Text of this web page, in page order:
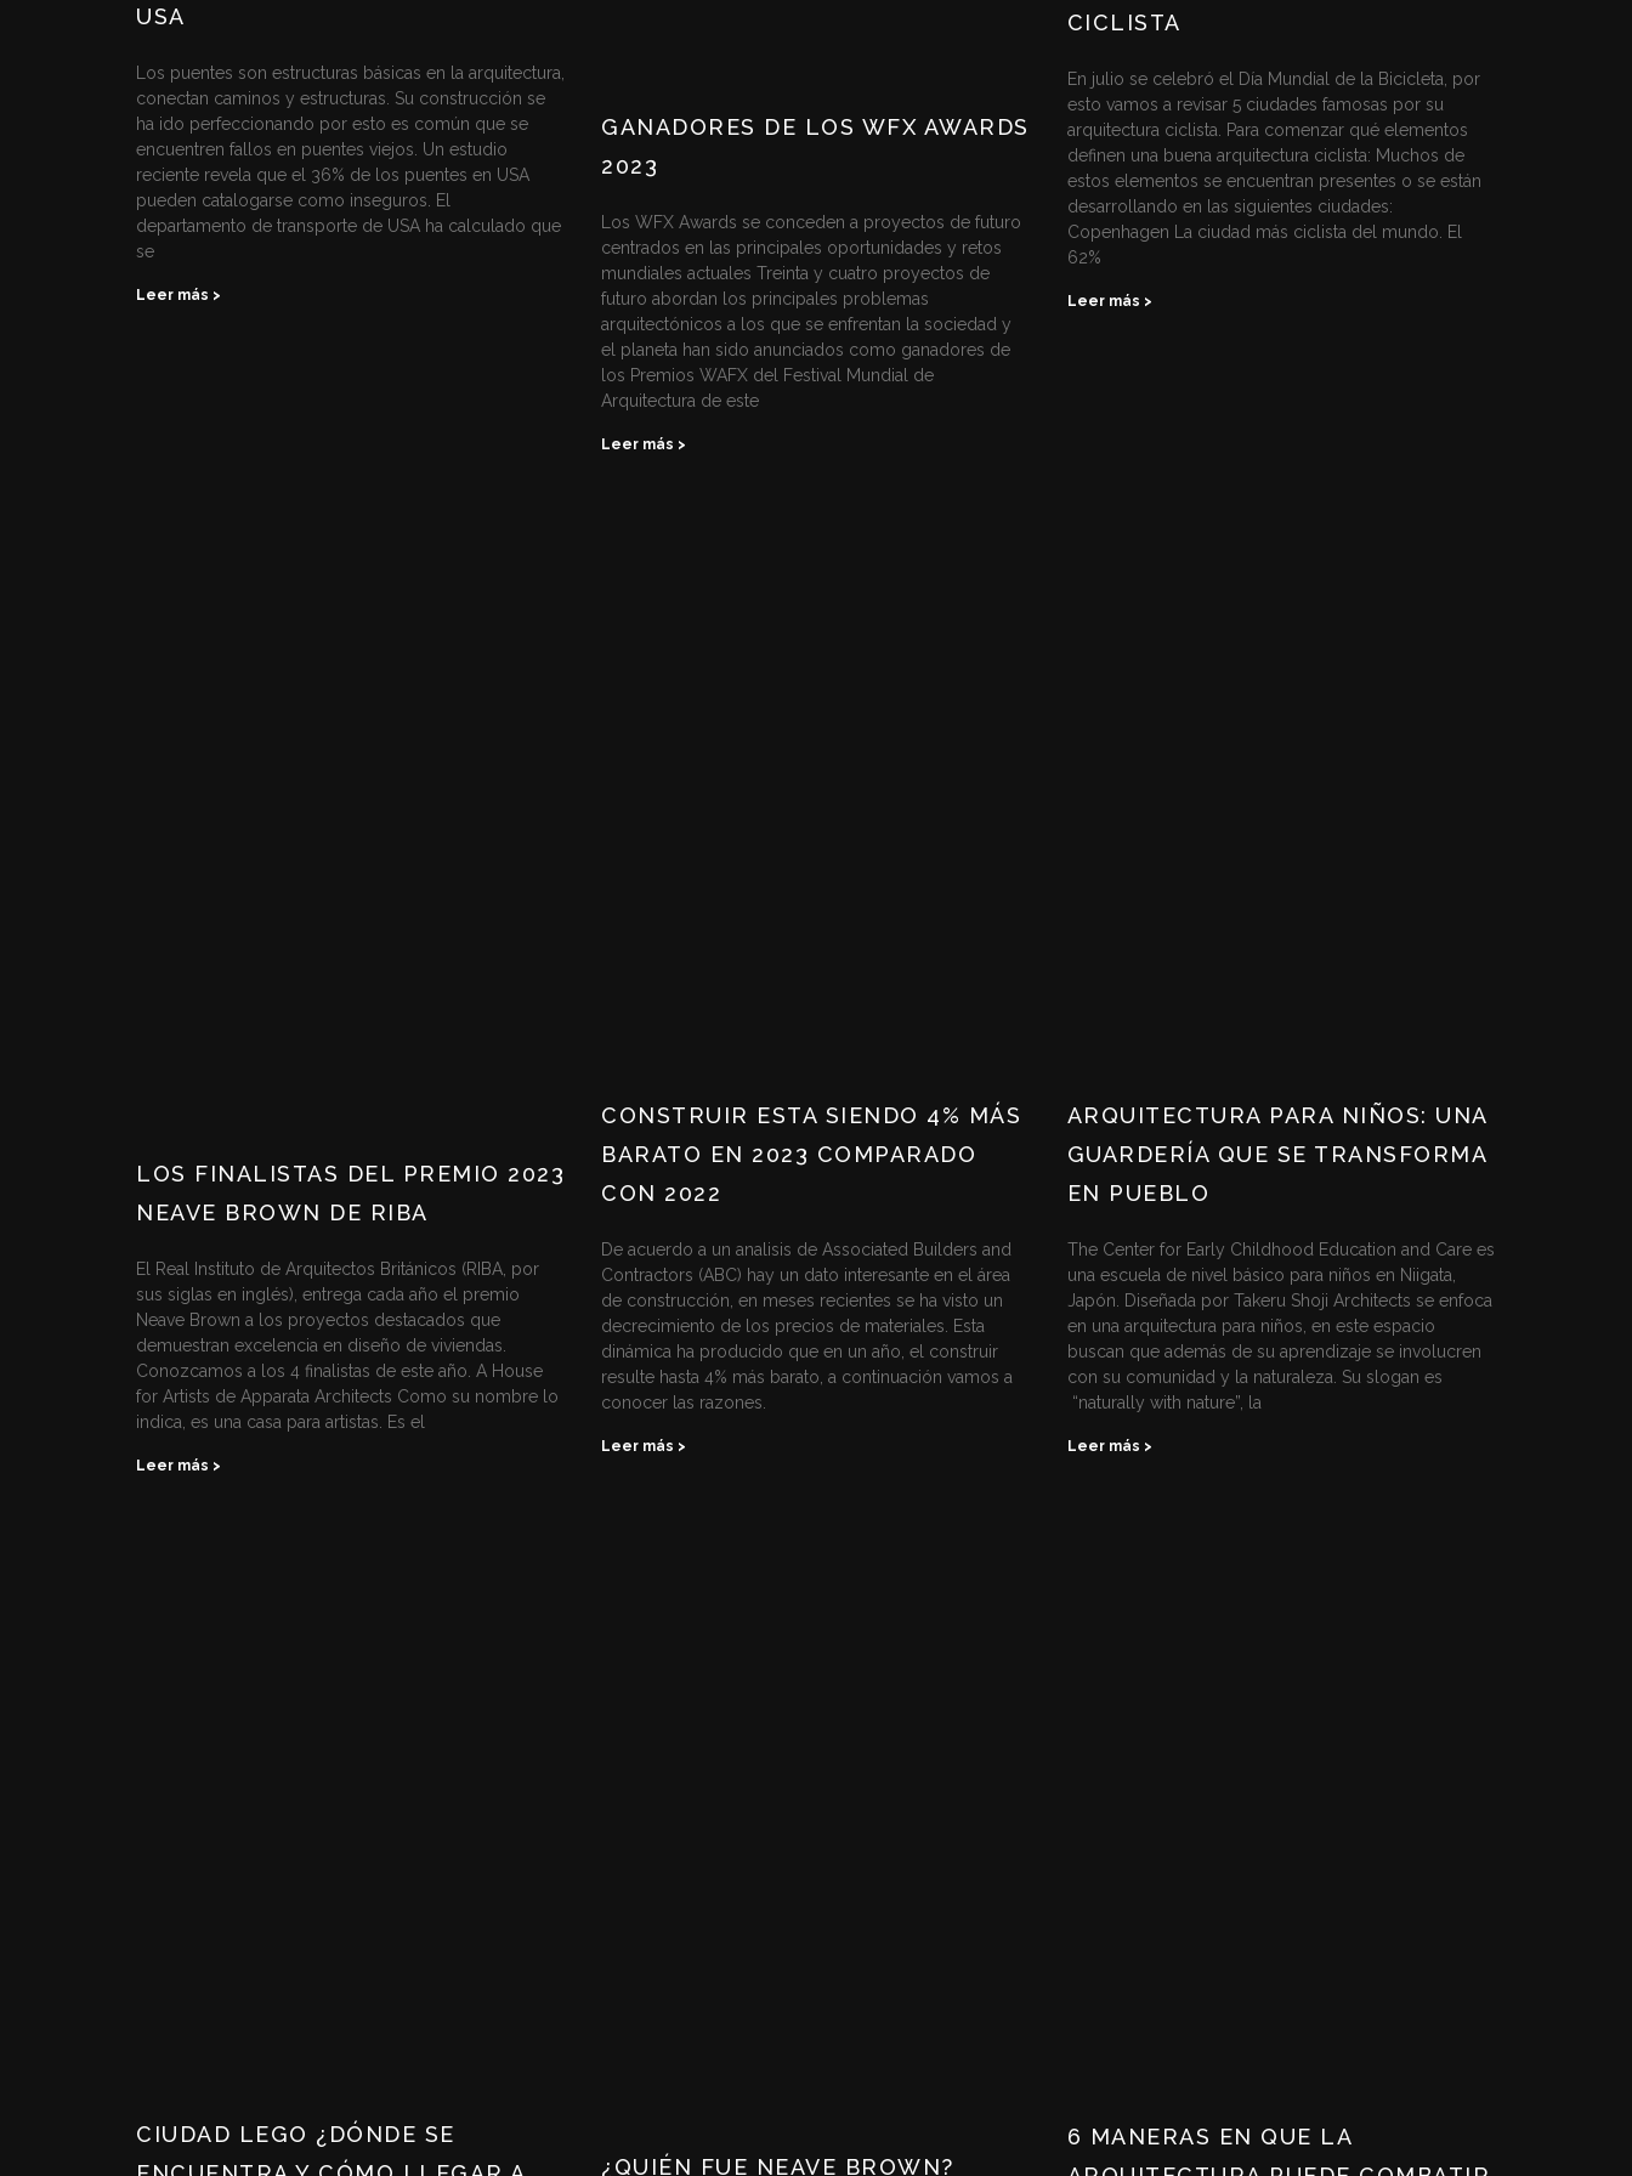
USA
Los puentes son estructuras básicas en la arquitectura,
conectan caminos y estructuras. Su construcción se
ha ido perfeccionando por esto es común que se
encuentren fallos en puentes viejos. Un estudio
reciente revela que el 36% de los puentes en USA
pueden catalogarse como inseguros. El
departamento de transporte de USA ha calculado que
se
Leer más >
GANADORES DE LOS WFX AWARDS
2023
Los WFX Awards se conceden a proyectos de futuro
centrados en las principales oportunidades y retos
mundiales actuales Treinta y cuatro proyectos de
futuro abordan los principales problemas
arquitectónicos a los que se enfrentan la sociedad y
el planeta han sido anunciados como ganadores de
los Premios WAFX del Festival Mundial de
Arquitectura de este
Leer más >
CICLISTA
En julio se celebró el Día Mundial de la Bicicleta, por
esto vamos a revisar 5 ciudades famosas por su
arquitectura ciclista. Para comenzar qué elementos
definen una buena arquitectura ciclista: Muchos de
estos elementos se encuentran presentes o se están
desarrollando en las siguientes ciudades:
Copenhagen La ciudad más ciclista del mundo. El
62%
Leer más >
LOS FINALISTAS DEL PREMIO 2023
NEAVE BROWN DE RIBA
El Real Instituto de Arquitectos Británicos (RIBA, por
sus siglas en inglés), entrega cada año el premio
Neave Brown a los proyectos destacados que
demuestran excelencia en diseño de viviendas.
Conozcamos a los 4 finalistas de este año. A House
for Artists de Apparata Architects Como su nombre lo
indica, es una casa para artistas. Es el
Leer más >
CONSTRUIR ESTA SIENDO 4% MÁS
BARATO EN 2023 COMPARADO
CON 2022
De acuerdo a un analisis de Associated Builders and
Contractors (ABC) hay un dato interesante en el área
de construcción, en meses recientes se ha visto un
decrecimiento de los precios de materiales. Esta
dinámica ha producido que en un año, el construir
resulte hasta 4% más barato, a continuación vamos a
conocer las razones.
Leer más >
ARQUITECTURA PARA NIÑOS: UNA
GUARDERÍA QUE SE TRANSFORMA
EN PUEBLO
The Center for Early Childhood Education and Care es
una escuela de nivel básico para niños en Niigata,
Japón. Diseñada por Takeru Shoji Architects se enfoca
en una arquitectura para niños, en este espacio
buscan que además de su aprendizaje se involucren
con su comunidad y la naturaleza. Su slogan es
“naturally with nature”, la
Leer más >
CIUDAD LEGO ¿DÓNDE SE
¿QUIÉN FUE NEAVE BROWN?
6 MANERAS EN QUE LA